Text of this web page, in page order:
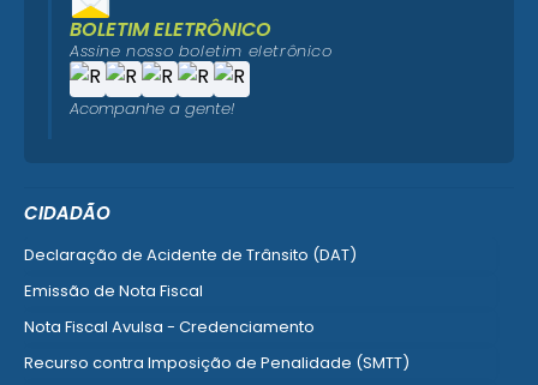
CIDADÃO
Declaração de Acidente de Trânsito (DAT)
Emissão de Nota Fiscal
Nota Fiscal Avulsa - Credenciamento
Recurso contra Imposição de Penalidade (SMTT)
BOLETIM ELETRÔNICO
Assine nosso boletim eletrônico
Acompanhe a gente!